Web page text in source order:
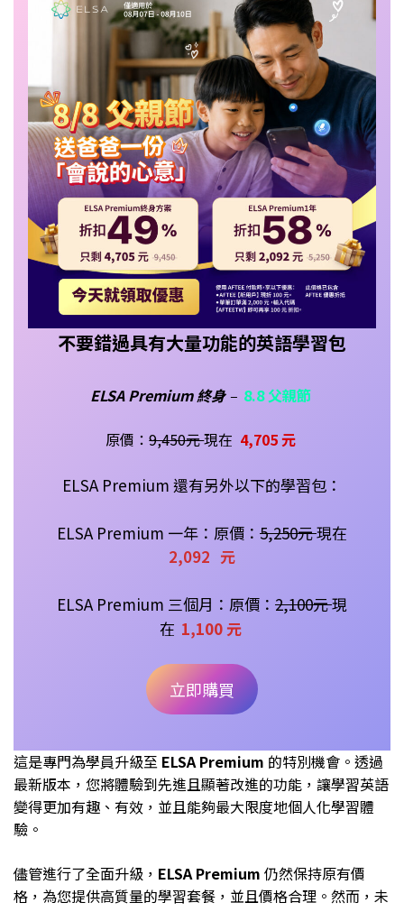
不要錯過具有大量功能的英語學習包
ELSA Premium 終身– 8.8 父親節
原價：9,450元現在 4,705 元
ELSA Premium 還有另外以下的學習包：
ELSA Premium 一年：原價： 5,250元現在
2,092 元
ELSA Premium 三個月：原價： 2,100元現
在 1,100 元
立即購買
這是專門為學員升級至 ELSA Premium 的特別機會。透過
最新版本，您將體驗到先進且顯著改進的功能，讓學習英語
變得更加有趣、有效，並且能夠最大限度地個人化學習體
驗。
儘管進行了全面升級， ELSA Premium 仍然保持原有價
格，為您提供高質量的學習套餐，並且價格合理。然而，未